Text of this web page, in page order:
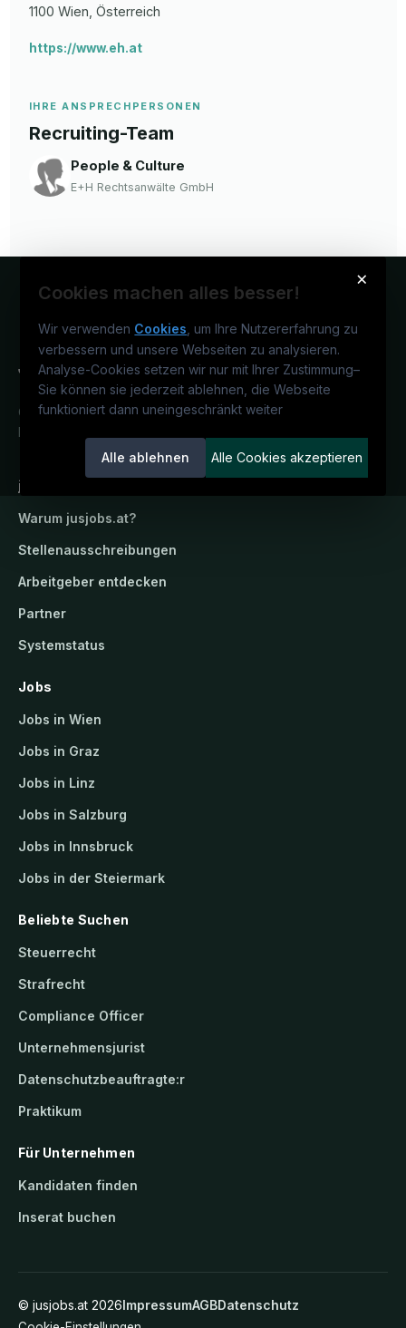
1100 Wien , Österreich
https://www.eh.at
IHRE ANSPRECHPERSONEN
Recruiting-Team
People & Culture
E+H Rechtsanwälte GmbH
×
Cookies machen alles besser!
Wir verwenden Cookies , um Ihre Nutzererfahrung zu
verbessern und unsere Webseiten zu analysieren.
Analyse-Cookies setzen wir nur mit Ihrer Zustimmung–
Sie können sie jederzeit ablehnen, die Webseite
funktioniert dann uneingeschränkt weiter
Alle ablehnen Alle Cookies akzeptieren
Österreichs juristisches Karriereportal.
Ein Service der candidatis GmbH.
jusjobs.at
Warum jusjobs.at?
Stellenausschreibungen
Arbeitgeber entdecken
Partner
Systemstatus
Jobs
Jobs in Wien
Jobs in Graz
Jobs in Linz
Jobs in Salzburg
Jobs in Innsbruck
Jobs in der Steiermark
Beliebte Suchen
Steuerrecht
Strafrecht
Compliance Officer
Unternehmensjurist
Datenschutzbeauftragte:r
Praktikum
Für Unternehmen
Kandidaten finden
Inserat buchen
© jusjobs.at 2026ImpressumAGBDatenschutz